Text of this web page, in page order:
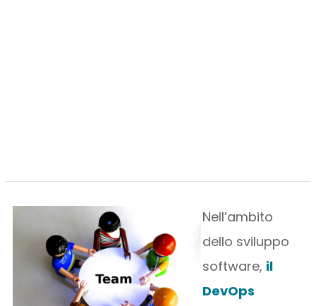
Nell’ambito
dello sviluppo
software, il
DevOps